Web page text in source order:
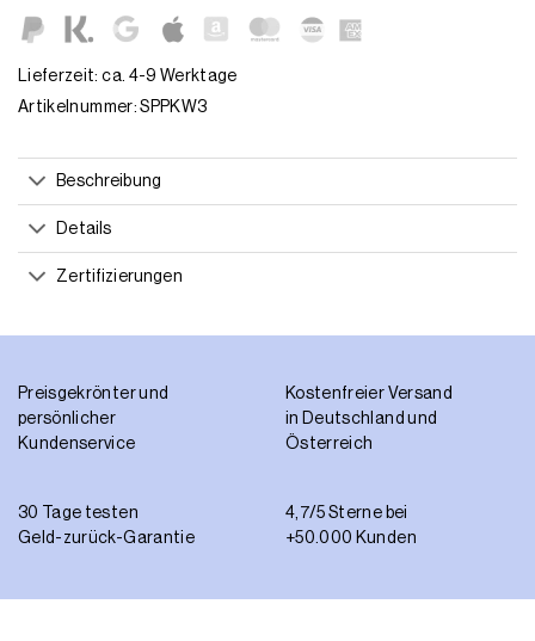
Lieferzeit: ca. 4-9 Werktage
Artikelnummer:SPPKW3
Beschreibung
Details
Zertifizierungen
Preisgekrönter und
persönlicher
Kundenservice
Kostenfreier Versand
in Deutschland und
Österreich
30 Tage testen
Geld-zurück-Garantie
4,7/5 Sterne bei
+50.000 Kunden